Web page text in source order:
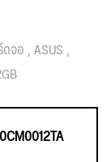
จอ ASUS